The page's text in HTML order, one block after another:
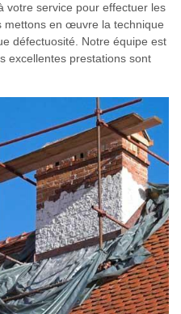
votre service pour effectuer les
mettons en œuvre la technique
défectuosité. Notre équipe est
excellentes prestations sont